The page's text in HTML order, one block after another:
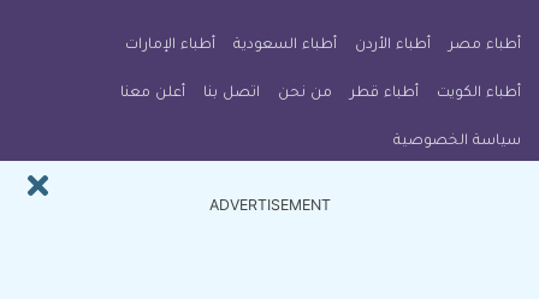
معلومة
للآيفون
أطباء مصر أطباء الأردن أطباء السعودية أطباء الإمارات
أطباء الكويت أطباء قطر من نحن اتصل بنا أعلن معنا
سياسة الخصوصية
ADVERTISEMENT